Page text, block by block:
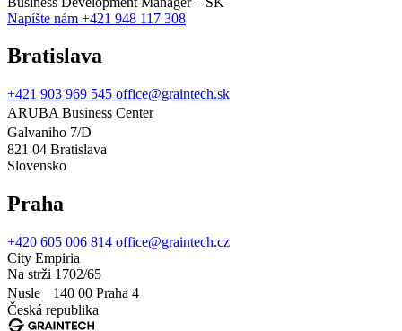
Napíšte nám +421 948 117 308
Bratislava
+421 903 969 545 office@graintech.sk
ARUBA Business Center
Galvaniho 7/D
821 04 Bratislava
Slovensko
Praha
+420 605 006 814 office@graintech.cz
City Empiria
Na strži 1702/65
Nusle 140 00 Praha 4
Česká republika